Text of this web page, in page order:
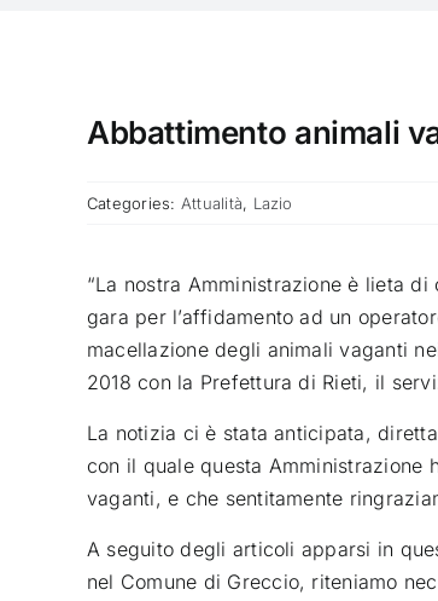
Abbattimento animali
Categories: Attualità, Lazio
“La nostra Amministrazione è lieta
gara per l’affidamento ad un
macellazione degli animali vaganti
2018 con la Prefettura di Rieti, il
La notizia ci è stata anticipata,
con il quale questa Amministrazione
vaganti, e che sentitamente
A seguito degli articoli apparsi in
nel Comune di Greccio, riteniamo